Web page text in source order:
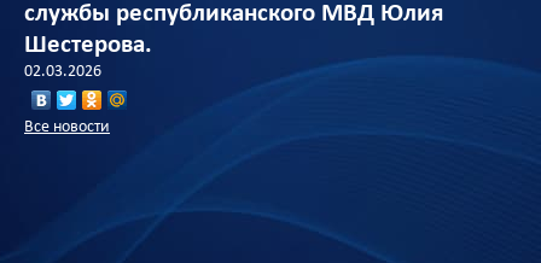
службы республиканского МВД Юлия
Шестерова.
02.03.2026
Все новости